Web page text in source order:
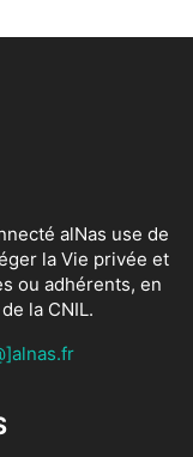
alNas use de
la Vie privée et
ou adhérents, en
la CNIL.